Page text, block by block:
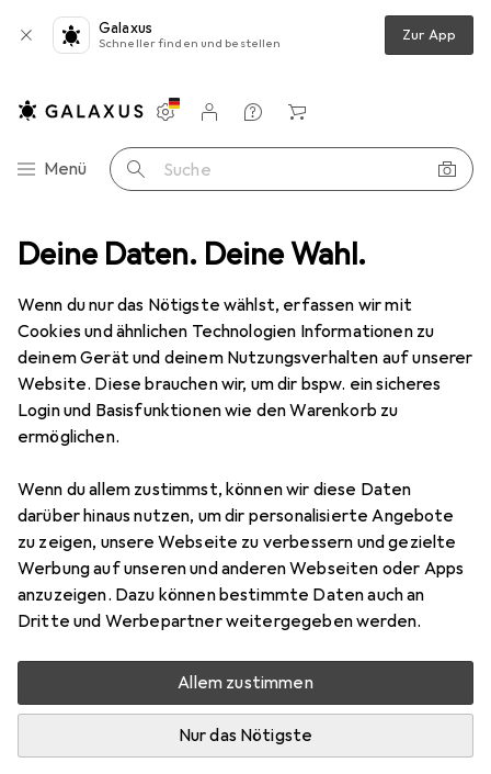
Deine Daten. Deine Wahl.
Wenn du nur das Nötigste wählst, erfassen wir mit
Cookies und ähnlichen Technologien Informationen zu
deinem Gerät und deinem Nutzungsverhalten auf unserer
Website. Diese brauchen wir, um dir bspw. ein sicheres
Login und Basisfunktionen wie den Warenkorb zu
ermöglichen.
Wenn du allem zustimmst, können wir diese Daten
darüber hinaus nutzen, um dir personalisierte Angebote
zu zeigen, unsere Webseite zu verbessern und gezielte
Werbung auf unseren und anderen Webseiten oder Apps
anzuzeigen. Dazu können bestimmte Daten auch an
Dritte und Werbepartner weitergegeben werden.
Allem zustimmen
Nur das Nötigste
Galaxus
Schneller finden und bestellen Zur App
Navigation nach Kategorien
Menü Suche
Einstellungen
Kundenkonto
Vergleichslisten
Merklisten
Warenkorb
Sport E-Mobilität + Rollsport Inlineskaten
Rollschuhe
Produkte Forum
1 Diskussion in Rollschuhe
Diskussion starten
Kürzlich aktiv
vor 5 JahreninRollschuhe
Wird es die unten abgebildeten Schlittschuhe wieder in